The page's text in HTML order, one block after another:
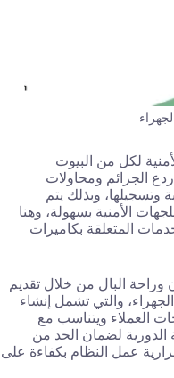
لكل من البيوت
الجرائم ومحاولات
وتسجيلها، وبذلك يتم
الأمنية بسهولة، وهنا
المتعلقة بكاميرات
وراحة البال من خلال تقديم
والتي تشمل إنشاء
العملاء ويتناسب مع
الدورية لضمان الحد من
عمل النظام بكفاءة على